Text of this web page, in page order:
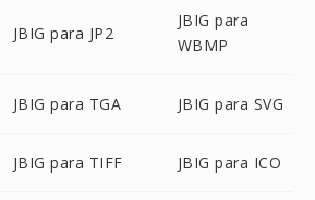
JBIG para JP2
JBIG para
WBMP
JBIG para TGA JBIG para SVG
JBIG para TIFF JBIG para ICO